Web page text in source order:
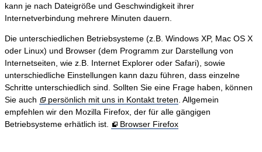
kann je nach Dateigröße und Geschwindigkeit ihrer
Internetverbindung mehrere Minuten dauern.
Die unterschiedlichen Betriebsysteme (z.B. Windows XP, Mac OS X
oder Linux) und Browser (dem Programm zur Darstellung von
Internetseiten, wie z.B. Internet Explorer oder Safari), sowie
unterschiedliche Einstellungen kann dazu führen, dass einzelne
Schritte unterschiedlich sind. Sollten Sie eine Frage haben, können
Sie auch
persönlich mit uns in Kontakt treten . Allgemein
empfehlen wir den Mozilla Firefox, der für alle gängigen
Betriebsysteme erhätlich ist.
Browser Firefox